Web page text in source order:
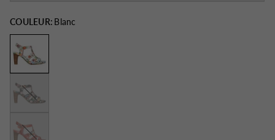
COULEUR: Blanc